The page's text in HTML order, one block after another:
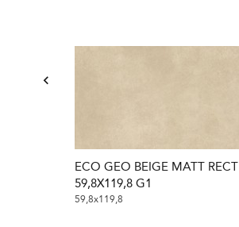
ECO GEO BEIGE MATT RECT
59,8X119,8 G1
59,8x119,8